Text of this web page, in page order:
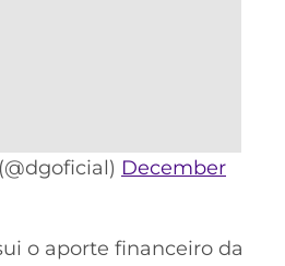
December
o aporte financeiro da